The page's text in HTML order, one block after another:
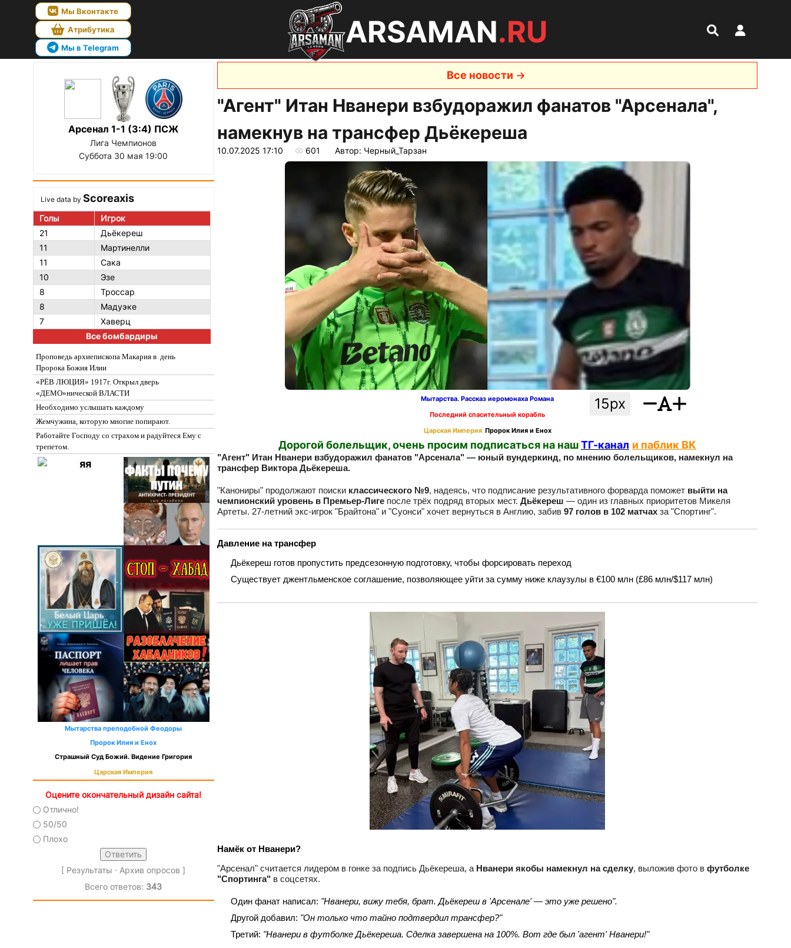
Мы Вконтакте
Атрибутика
Мы в Telegram
ARSAMAN.RU
Арсенал 1-1 (3:4) ПСЖ
Лига Чемпионов
Суббота 30 мая 19:00
Live data by Scoreaxis
Голы
Игрок
21
Дьёкереш
11
Мартинелли
11
Сака
10
Эзе
8
Троссар
8
Мадуэке
7
Хаверц
Все бомбардиры
Проповедь архиепископа Макария в день
Пророка Божия Илии
«РЁВ ЛЮЦИЯ» 1917г. Открыл дверь
«ДЕМО»нической ВЛАСТИ
Необходимо услышать каждому
Жемчужина, которую многие попирают.
Работайте Господу со страхом и радуйтеся Ему с
трепетом.
Мытарства преподобной Феодоры
Пророк Илия и Енох
Страшный Суд Божий. Видение Григория
Царская Империя
Оцените окончательный дизайн сайта!
Отлично!
50/50
Плохо
[ Результаты · Архив опросов ]
Всего ответов: 343
Все новости
"Агент" Итан Нванери взбудоражил фанатов "Арсенала",
намекнув на трансфер Дьёкереша
10.07.2025 17:10 601 Автор: Черный_Тарзан
15px
Мытарства. Рассказ иеромонаха Романа
Последний спасительный корабль
Царская Империя Пророк Илия и Енох
Дорогой болельщик, очень просим подписаться на нашТГ-канал и паблик ВК
"Агент" Итан Нванери взбудоражил фанатов "Арсенала" — юный вундеркинд, по мнению болельщиков, намекнул на
трансфер Виктора Дьёкереша.
"Канониры" продолжают поиски классического №9, надеясь, что подписание результативного форварда поможет выйти на
чемпионский уровень в Премьер-Лигепосле трёх подряд вторых мест. Дьёкереш — один из главных приоритетов Микеля
Артеты. 27-летний экс-игрок "Брайтона" и "Суонси" хочет вернуться в Англию, забив 97 голов в 102 матчахза "Спортинг".
Давление на трансфер
Дьёкереш готов пропустить предсезонную подготовку, чтобы форсировать переход
Существует джентльменское соглашение, позволяющее уйти за сумму ниже клаузулы в €100 млн (£86 млн/$117 млн)
Намёк от Нванери?
"Арсенал" считается лидером в гонке за подпись Дьёкереша, а Нванери якобы намекнул на сделку, выложив фото в футболке
"Спортинга" в соцсетях.
Один фанат написал: "Нванери, вижу тебя, брат. Дьёкереш в 'Арсенале' — это уже решено".
Другой добавил: "Он только что тайно подтвердил трансфер?"
Третий: "Нванери в футболке Дьёкереша. Сделка завершена на 100%. Вот где был 'агент' Нванери!"